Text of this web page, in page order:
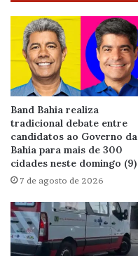
Band Bahia realiza
tradicional debate entre
candidatos ao Governo da
Bahia para mais de 300
cidades neste domingo (9)
7 de agosto de 2026